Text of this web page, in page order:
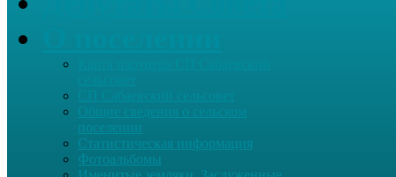
Общие сведения о сельском
поселении
Статистическая информация
Фотоальбомы